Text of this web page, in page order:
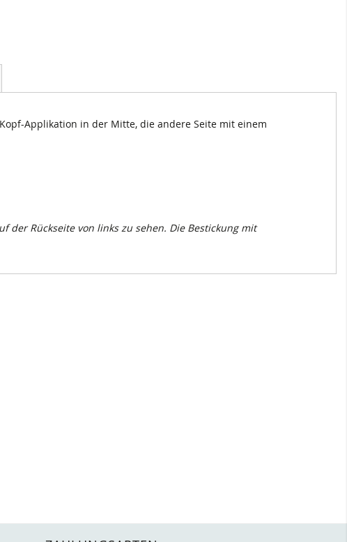
Applikation in der Mitte, die andere Seite mit einem
der Rückseite von links zu sehen. Die Bestickung mit